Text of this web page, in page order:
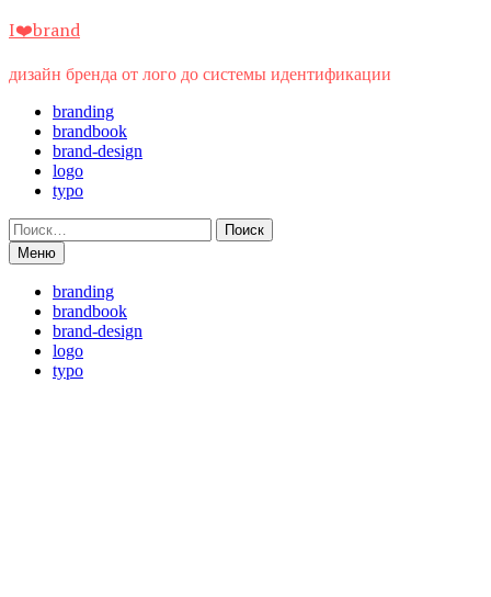
Перейти
содержимому
I❤️brand
дизайн бренда от лого до системы идентификации
branding
brandbook
brand-design
logo
typo
Найти:
Меню
branding
brandbook
brand-design
logo
typo